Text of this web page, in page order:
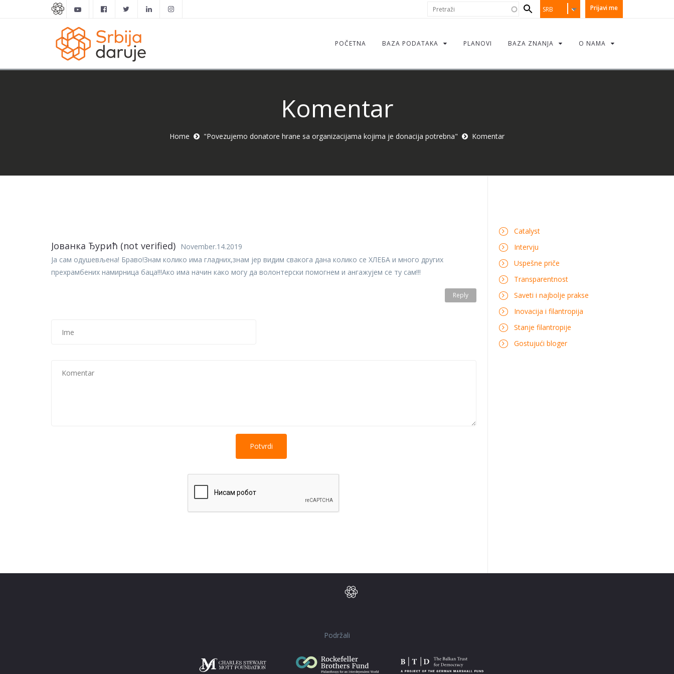
Prijavi me
SRB
Search
form
POČETNA BAZA PODATAKA PLANOVI BAZA ZNANJA O NAMA
Komentar
Home "Povezujemo donatore hrane sa organizacijama kojima je donacija potrebna" Komentar
Јованка Ђурић (not verified) November.14.2019
Ја сам одушевљена! Браво!Знам колико има гладних,знам јер видим свакога дана колико се ХЛЕБА и много других
прехрамбених намирница баца!!!Ако има начин како могу да волонтерски помогнем и ангажујем се ту сам!!!
Reply
Catalyst
Intervju
Uspešne priče
Transparentnost
Saveti i najbolje prakse
Inovacija i filantropija
Stanje filantropije
Gostujući bloger
Podržali